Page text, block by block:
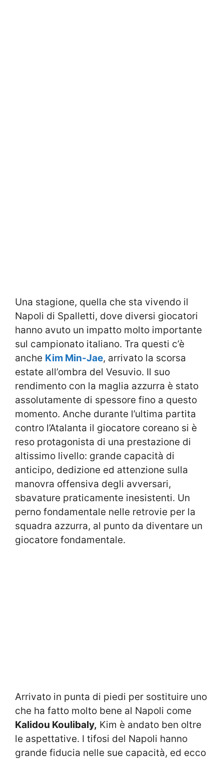
Una stagione, quella che sta vivendo il
Napoli di Spalletti, dove diversi giocatori
hanno avuto un impatto molto importante
sul campionato italiano. Tra questi c’è
anche Kim Min-Jae, arrivato la scorsa
estate all’ombra del Vesuvio. Il suo
rendimento con la maglia azzurra è stato
assolutamente di spessore fino a questo
momento. Anche durante l’ultima partita
contro l’Atalanta il giocatore coreano si è
reso protagonista di una prestazione di
altissimo livello: grande capacità di
anticipo, dedizione ed attenzione sulla
manovra offensiva degli avversari,
sbavature praticamente inesistenti. Un
perno fondamentale nelle retrovie per la
squadra azzurra, al punto da diventare un
giocatore fondamentale.
Arrivato in punta di piedi per sostituire uno
che ha fatto molto bene al Napoli come
Kalidou Koulibaly, Kim è andato ben oltre
le aspettative. I tifosi del Napoli hanno
grande fiducia nelle sue capacità, ed ecco